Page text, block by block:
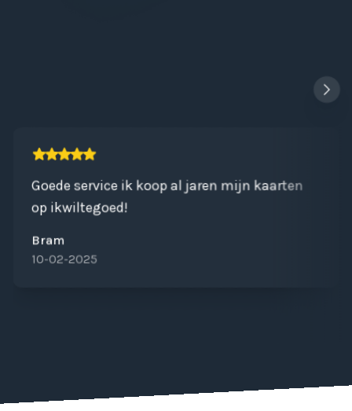
Goede service ik koop al jaren mijn kaarten
op ikwiltegoed!
Bram
10-02-2025